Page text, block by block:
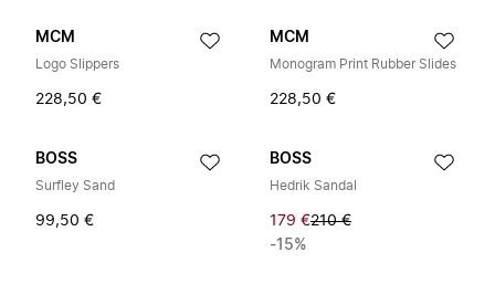
MCM
Logo Slippers
228,50 €
MCM
Monogram Print Rubber Slides
228,50 €
BOSS
Surfley Sand
99,50 €
BOSS
Hedrik Sandal
179 €210 €
-15%